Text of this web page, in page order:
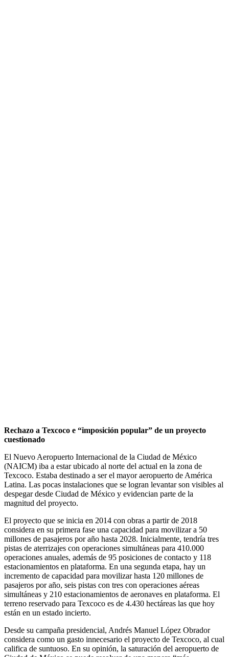
Rechazo a Texcoco e “imposición popular” de un proyecto
cuestionado
El Nuevo Aeropuerto Internacional de la Ciudad de México
(NAICM) iba a estar ubicado al norte del actual en la zona de
Texcoco. Estaba destinado a ser el mayor aeropuerto de América
Latina. Las pocas instalaciones que se logran levantar son visibles al
despegar desde Ciudad de México y evidencian parte de la
magnitud del proyecto.
El proyecto que se inicia en 2014 con obras a partir de 2018
considera en su primera fase una capacidad para movilizar a 50
millones de pasajeros por año hasta 2028. Inicialmente, tendría tres
pistas de aterrizajes con operaciones simultáneas para 410.000
operaciones anuales, además de 95 posiciones de contacto y 118
estacionamientos en plataforma. En una segunda etapa, hay un
incremento de capacidad para movilizar hasta 120 millones de
pasajeros por año, seis pistas con tres con operaciones aéreas
simultáneas y 210 estacionamientos de aeronaves en plataforma. El
terreno reservado para Texcoco es de 4.430 hectáreas las que hoy
están en un estado incierto.
Desde su campaña presidencial, Andrés Manuel López Obrador
considera como un gasto innecesario el proyecto de Texcoco, al cual
califica de suntuoso. En su opinión, la saturación del aeropuerto de